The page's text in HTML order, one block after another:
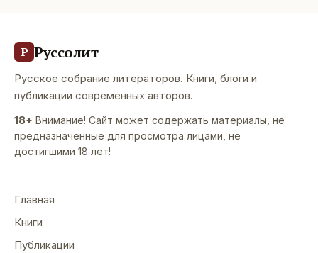
Р Руссолит
Русское собрание литераторов. Книги, блоги и
публикации современных авторов.
18+ Внимание! Сайт может содержать материалы, не
предназначенные для просмотра лицами, не
достигшими 18 лет!
Главная
Книги
Публикации